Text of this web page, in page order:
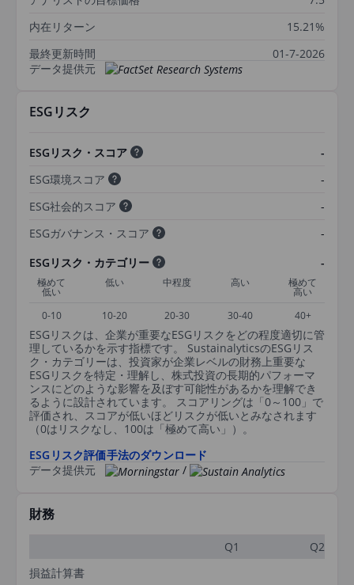
内在リターン
15.21%
最終更新時間
01-7-2026
データ提供元
ESGリスク
ESGリスク・スコア
-
ESG環境スコア
-
ESG社会的スコア
-
ESGガバナンス・スコア
-
ESGリスク・カテゴリー
-
極めて
低い
低い 中程度 高い 極めて
高い
0-10
10-20 20-30 30-40 40+
ESGリスクは、企業が重要なESGリスクをどの程度適切に管
理しているかを示す指標です。 SustainalyticsのESGリス
ク・カテゴリーは、投資家が企業レベルの財務上重要な
ESGリスクを特定・理解し、株式投資の長期的パフォーマ
ンスにどのような影響を及ぼす可能性があるかを理解でき
るように設計されています。 スコアリングは「0～100」で
評価され、スコアが低いほどリスクが低いとみなされます
（0はリスクなし、100は「極めて高い」）。
ESGリスク評価手法のダウンロード
データ提供元
/
財務
Q1
Q2
損益計算書